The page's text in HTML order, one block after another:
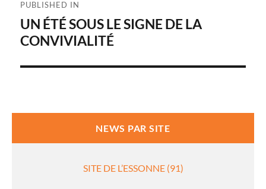
de
l’article
PUBLISHED IN
UN ÉTÉ SOUS LE SIGNE DE LA
CONVIVIALITÉ ​
NEWS PAR SITE
SITE DE L’ESSONNE (91)